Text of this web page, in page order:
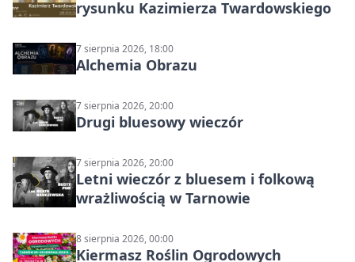
rysunku Kazimierza Twardowskiego
7 sierpnia 2026, 18:00
Alchemia Obrazu
7 sierpnia 2026, 20:00
Drugi bluesowy wieczór
7 sierpnia 2026, 20:00
Letni wieczór z bluesem i folkową
wrażliwością w Tarnowie
8 sierpnia 2026, 00:00
Kiermasz Roślin Ogrodowych